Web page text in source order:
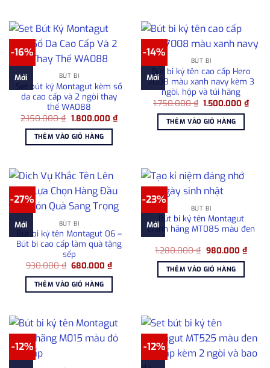
-16%
Mới BÚT BI
Set bút ký Montagut kèm sổ
da cao cấp và 2 ngòi thay
thế WA088
2.150.000₫ Giá
là:
2.150.000 ₫.
1.800.000 ₫Giá
hiện
THÊM VÀO GIỎ HÀNG
-14%
Mới
BÚT BI
Bút bi ký tên cao cấp Hero
7008 màu xanh navy kèm 3
ngòi, hộp và túi hãng
1.750.000₫ Giá
là:
1.750.000 ₫.
1.500.000₫Giá
hiện
THÊM VÀO GIỎ HÀNG
-27%
Mới BÚT BI
Bút bi ký tên Montagut 06 –
Bút bi cao cấp làm quà tặng
sếp
930.000₫ Giá
là:
930.000 ₫.
680.000₫Giá
hiện
680.000 ₫.
THÊM VÀO GIỎ HÀNG
-23%
Mới
BÚT BI
Bút bi ký tên Montagut
chính hãng MT085 màu đen
1.280.000₫ Giá
là:
1.280.000 ₫.
980.000 ₫Giá
hiện
THÊM VÀO GIỎ HÀNG
-12% -12%